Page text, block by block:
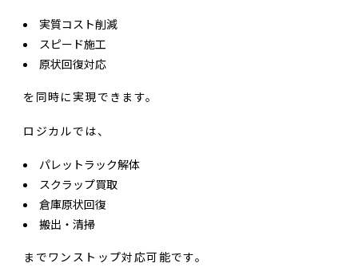
実質コスト削減
スピード施工
原状回復対応
を同時に実現できます。
ロジカルでは、
パレットラック解体
スクラップ買取
倉庫原状回復
搬出・清掃
までワンストップ対応可能です。